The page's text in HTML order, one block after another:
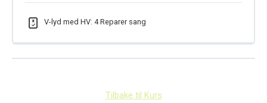
V-lyd med HV: 4 Reparer sang
Tilbake til Kurs